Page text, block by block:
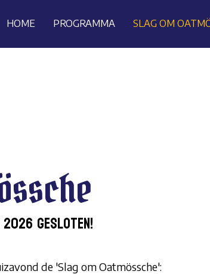
HOME PROGRAMMA SLAG OM
2026 gesloten!
de 'Slag om Oatmössche':